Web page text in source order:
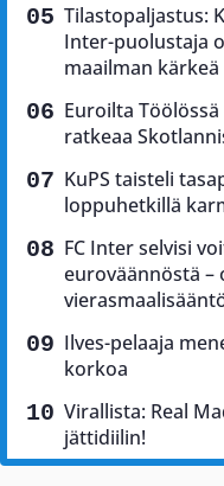
Tilastopaljastus:
Inter-puolustaja
maailman kärkeä
Euroilta
ratkeaa
KuPS taisteli
loppuhetkillä
FC Inter selvisi
euroväännöstä –
Ilves-pelaaja
korkoa
Virallista: Real
jättidiilin!